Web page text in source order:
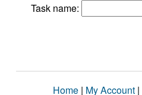
Task name:
Home | My Account |